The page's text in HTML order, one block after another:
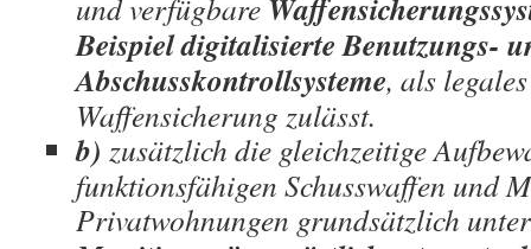
und verfügbare
Beispiel digitalisierte Benutzungs-
Abschusskontrollsysteme, als
Waffensicherung zulässt.
b) zusätzlich die gleichzeitige
funktionsfähigen Schusswaffen und
Privatwohnungen grundsätzlich